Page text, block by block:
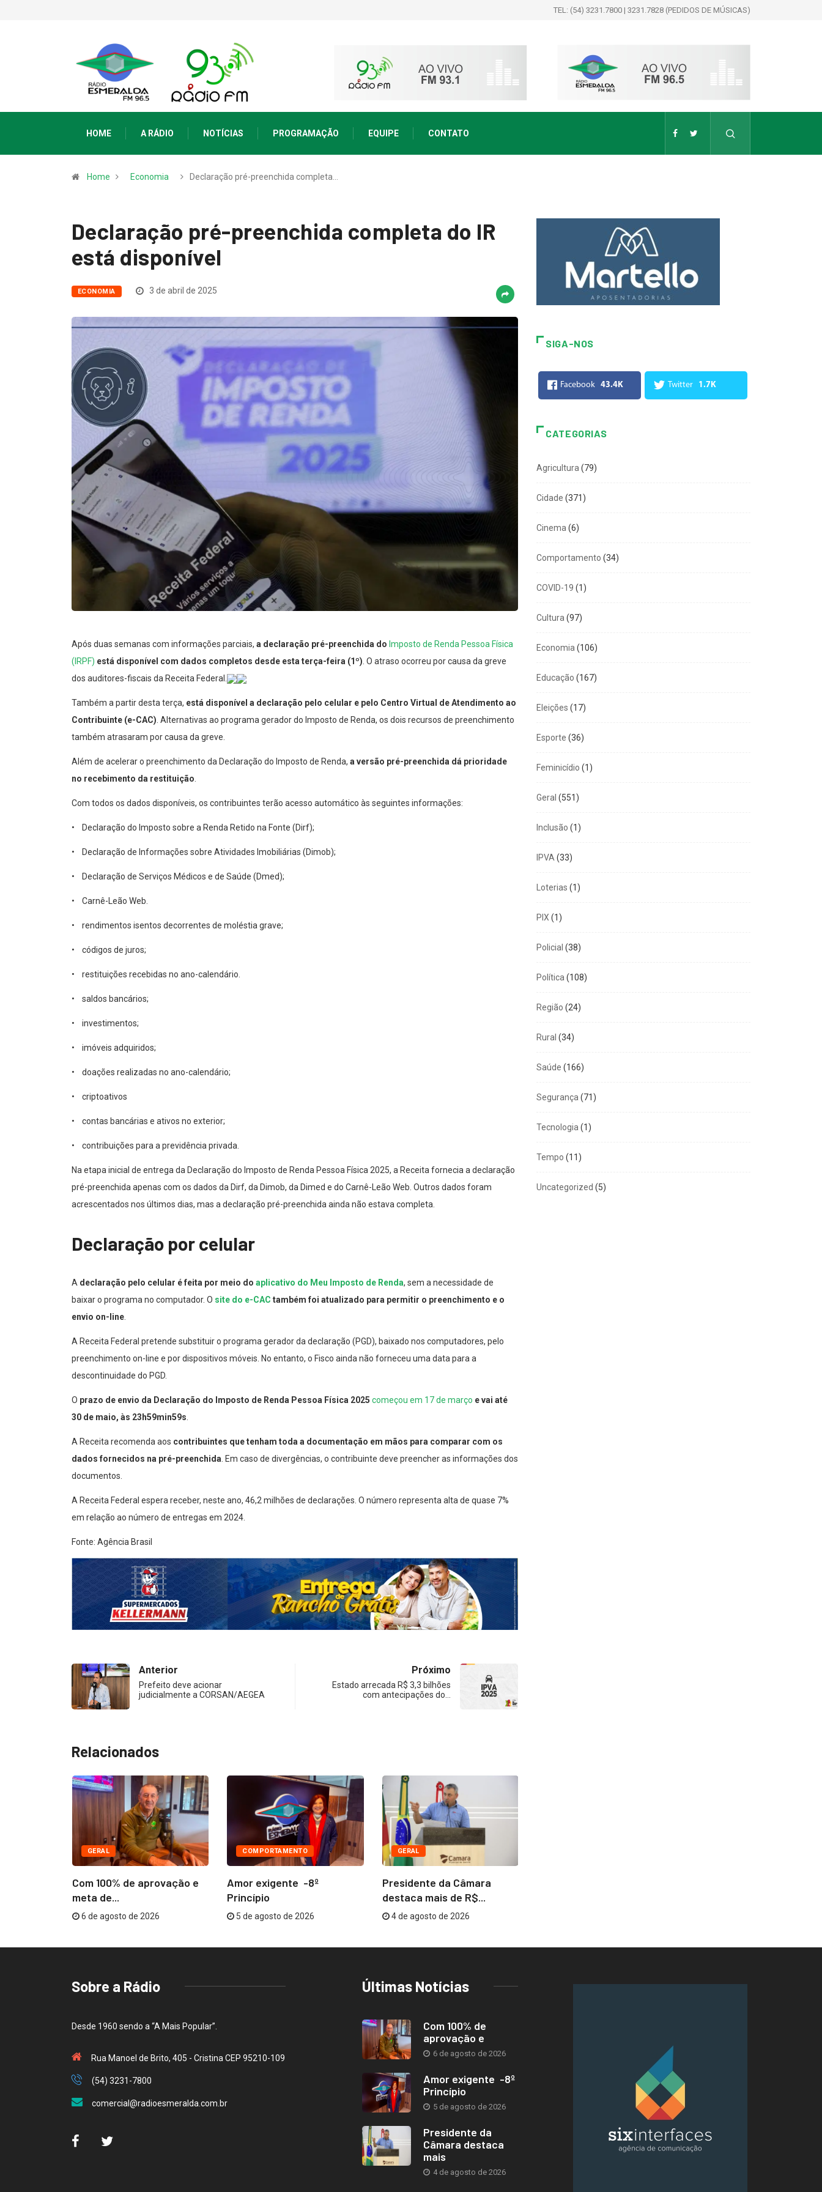
TEL: (54) 3231.7800 | 3231.7828 (PEDIDOS DE MÚSICAS)
HOME A RÁDIO NOTÍCIAS PROGRAMAÇÃO EQUIPE CONTATO
Home Economia Declaração pré-preenchida completa…
Declaração pré-preenchida completa do IR
está disponível
ECONOMIA 3 de abril de 2025
Após duas semanas com informações parciais, a declaração pré-preenchida do Imposto de Renda Pessoa Física
(IRPF) está disponível com dados completos desde esta terça-feira (1º) . O atraso ocorreu por causa da greve
dos auditores-fiscais da Receita Federal.
Também a partir desta terça, está disponível a declaração pelo celular e pelo Centro Virtual de Atendimento ao
Contribuinte (e-CAC) . Alternativas ao programa gerador do Imposto de Renda, os dois recursos de preenchimento
também atrasaram por causa da greve.
Além de acelerar o preenchimento da Declaração do Imposto de Renda, a versão pré-preenchida dá prioridade
no recebimento da restituição
Com todos os dados disponíveis, os contribuintes terão acesso automático às seguintes informações:
• Declaração do Imposto sobre a Renda Retido na Fonte (Dirf);
• Declaração de Informações sobre Atividades Imobiliárias (Dimob);
• Declaração de Serviços Médicos e de Saúde (Dmed);
• Carnê-Leão Web.
• rendimentos isentos decorrentes de moléstia grave;
• códigos de juros;
• restituições recebidas no ano-calendário.
• saldos bancários;
• investimentos;
• imóveis adquiridos;
• doações realizadas no ano-calendário;
• criptoativos
• contas bancárias e ativos no exterior;
• contribuições para a previdência privada.
Na etapa inicial de entrega da Declaração do Imposto de Renda Pessoa Física 2025, a Receita fornecia a declaração
pré-preenchida apenas com os dados da Dirf, da Dimob, da Dimed e do Carnê-Leão Web. Outros dados foram
acrescentados nos últimos dias, mas a declaração pré-preenchida ainda não estava completa.
Declaração por celular
A declaração pelo celular é feita por meio do aplicativo do Meu Imposto de Renda, sem a necessidade de
baixar o programa no computador. O site do e-CAC também foi atualizado para permitir o preenchimento e o
envio on-line
A Receita Federal pretende substituir o programa gerador da declaração (PGD), baixado nos computadores, pelo
preenchimento on-line e por dispositivos móveis. No entanto, o Fisco ainda não forneceu uma data para a
descontinuidade do PGD.
O prazo de envio da Declaração do Imposto de Renda Pessoa Física 2025 começou em 17 de março e vai até
30 de maio, às 23h59min59s
A Receita recomenda aos contribuintes que tenham toda a documentação em mãos para comparar com os
dados fornecidos na pré-preenchida . Em caso de divergências, o contribuinte deve preencher as informações dos
documentos.
A Receita Federal espera receber, neste ano, 46,2 milhões de declarações. O número representa alta de quase 7%
em relação ao número de entregas em 2024.
Fonte: Agência Brasil
Anterior
Prefeito deve acionar
judicialmente a CORSAN/AEGEA
Próximo
Estado arrecada R$ 3,3 bilhões
com antecipações do…
Relacionados
GERAL
Com 100% de aprovação e
meta de...
6 de agosto de 2026
COMPORTAMENTO
Amor exigente -8º
Princípio
5 de agosto de 2026
GERAL
Presidente da Câmara
destaca mais de R$...
4 de agosto de 2026
SIGA-NOS
Facebook 43.4K Twitter 1.7K
CATEGORIAS
Agricultura (79)
Cidade (371)
Cinema (6)
Comportamento (34)
COVID-19 (1)
Cultura (97)
Economia (106)
Educação (167)
Eleições (17)
Esporte (36)
Feminicídio (1)
Geral (551)
Inclusão (1)
IPVA (33)
Loterias (1)
PIX (1)
Policial (38)
Política (108)
Região (24)
Rural (34)
Saúde (166)
Segurança (71)
Tecnologia (1)
Tempo (11)
Uncategorized (5)
Sobre a Rádio
Desde 1960 sendo a “A Mais Popular”.
Rua Manoel de Brito, 405 - Cristina CEP 95210-109
(54) 3231-7800
comercial@radioesmeralda.com.br
Últimas Notícias
Com 100% de
aprovação e
6 de agosto de 2026
Amor exigente -8º
Princípio
5 de agosto de 2026
Presidente da
Câmara destaca
mais
4 de agosto de 2026